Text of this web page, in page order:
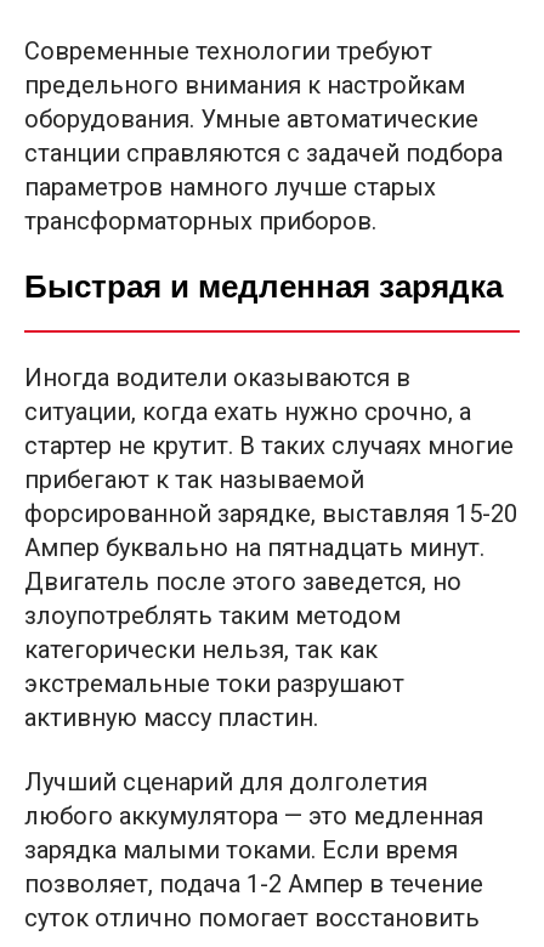
Современные технологии требуют
предельного внимания к настройкам
оборудования. Умные автоматические
станции справляются с задачей подбора
параметров намного лучше старых
трансформаторных приборов.
Быстрая и медленная зарядка
Иногда водители оказываются в
ситуации, когда ехать нужно срочно, а
стартер не крутит. В таких случаях многие
прибегают к так называемой
форсированной зарядке, выставляя 15-20
Ампер буквально на пятнадцать минут.
Двигатель после этого заведется, но
злоупотреблять таким методом
категорически нельзя, так как
экстремальные токи разрушают
активную массу пластин.
Лучший сценарий для долголетия
любого аккумулятора — это медленная
зарядка малыми токами. Если время
позволяет, подача 1-2 Ампер в течение
суток отлично помогает восстановить